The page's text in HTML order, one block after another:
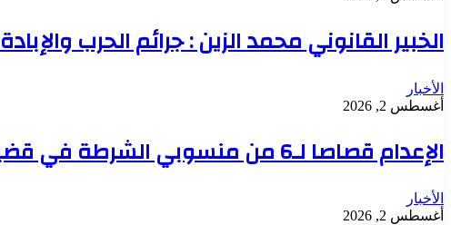
الخبير القانوني محمد الزين : جرائم الحرب
الأخبار
أغسطس 2, 2026
الإعدام قصاصا لـ6 من منسوبي الشرطة في قضية تعذيب محتجز حتى الموت بدنقلا
الأخبار
أغسطس 2, 2026